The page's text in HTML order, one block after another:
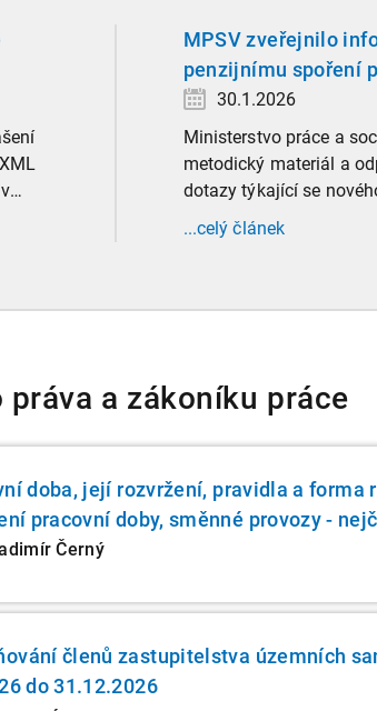
MPSV zveřejnilo
penzijnímu spoření
30.1.2026
Ministerstvo práce a
metodický materiál a
dotazy týkající se
ledna 2026 zavádí
přispívat na spoření na
...celý článek
a zákoníku práce
doba, její rozvržení, pravidla a forma
pracovní doby, směnné provozy -
Černý
členů zastupitelstva územních
do 31.12.2026